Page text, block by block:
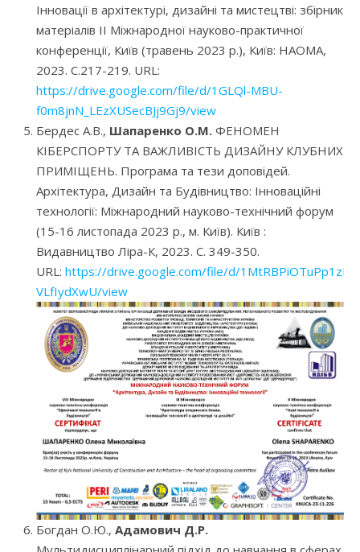
Інновації в архітектурі, дизайні та мистецтві: збірник
матеріалів II Міжнародної науково-практичної
конференції, Київ (травень 2023 р.), Київ: НАОМА,
2023. С.217-219. URL:
https://drive.google.com/file/d/1GLQl-MBU-
f0m8jnN_LEzXUSecBJj9Gj9/view
Бердес А.В., Шапаренко О.М. ФЕНОМЕН
КІБЕРСПОРТУ ТА ВАЖЛИВІСТЬ ДИЗАЙНУ КЛУБНИХ
ПРИМІЩЕНЬ. Програма та тези доповідей.
Архітектура, Дизайн та Будівництво: Інноваційні
технології: Міжнародний науково-технічний форум
(15-16 листопада 2023 р., м. Київ). Київ :
Видавництво Ліра-К, 2023. С. 349-350.
URL: https://drive.google.com/file/d/
VLfIydXwU/view
Богдан О.Ю., Адамович Д.Р.